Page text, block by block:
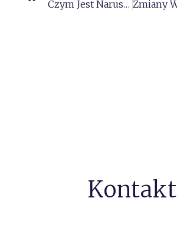
Czym Jest Naruszenie Dóbr Osobistych?
Kontakt